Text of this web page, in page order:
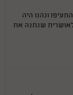
ונהנו היה
לאושרית שנתנה את